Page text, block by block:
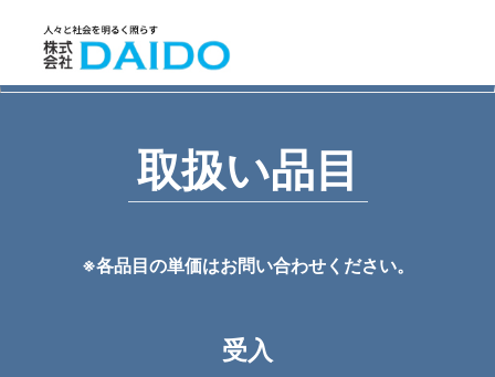
取扱い品目
※各品目の単価はお問い合わせください。
受入